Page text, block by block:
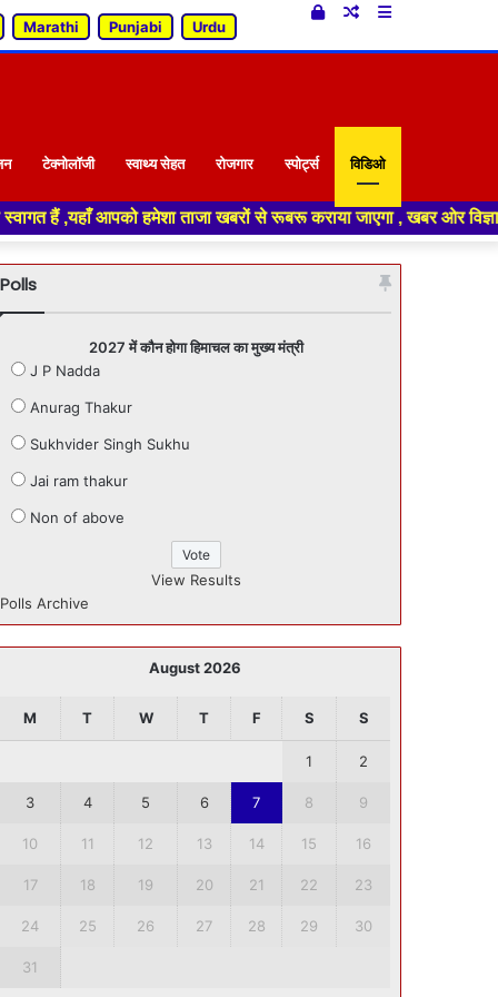
Marathi Punjabi Urdu
Sidebar
Random
Log
टेक्नोलॉजी स्वाथ्य सेहत रोजगार स्पोर्ट्स विडिओ
ताजा खबरों से रूबरू कराया जाएगा , खबर ओर विज्ञापन के लिए संपर्क
Polls
2027 में कौन होगा हिमाचल का मुख्य मंत्री
J P Nadda
Anurag Thakur
Sukhvider Singh Sukhu
Jai ram thakur
Non of above
View Results
Polls Archive
August 2026
M T W T F S S
1 2
3 4 5 6 7 8 9
10 11 12 13 14 15 16
17 18 19 20 21 22 23
24 25 26 27 28 29 30
31